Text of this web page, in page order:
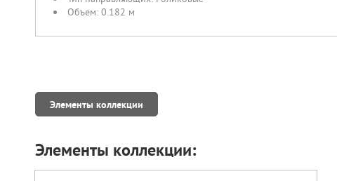
Объем: 0.182 м
Элементы коллекции
Элементы коллекции: